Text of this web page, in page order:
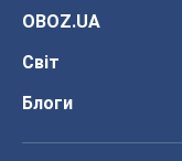
OBOZ.UA
Світ
Блоги